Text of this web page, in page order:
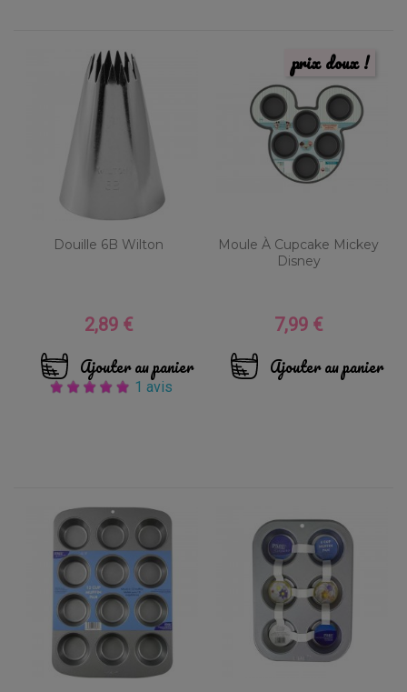
Douille 6B Wilton
Prix
2,89 €
Ajouter au panier
1 avis
Moule À Cupcake Mickey
Disney
Prix
7,99 €
Ajouter au panier
prix doux !